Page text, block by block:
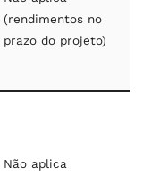
(rendimentos no
prazo do projeto)
Não aplica